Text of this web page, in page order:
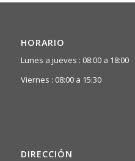
HORARIO
Lunes a jueves : 08:00 a 18:00
Viernes : 08:00 a 15:30
DIRECCIÓN